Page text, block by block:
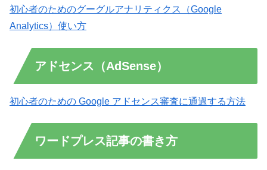
初心者のためのグーグルアナリティクス（Google
Analytics）使い方
アドセンス（AdSense）
初心者のための Google アドセンス審査に通過する方法
ワードプレス記事の書き方